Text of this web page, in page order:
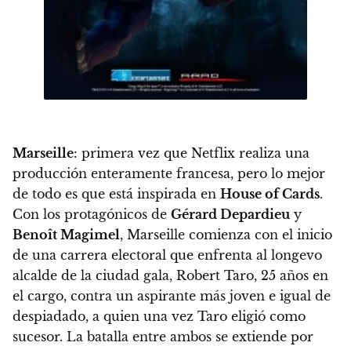
Marseille: primera vez que Netflix realiza una
producción enteramente francesa, pero lo mejor
de todo es que está inspirada en House of Cards.
Con los protagónicos de Gérard Depardieuy
Benoît Magimel, Marseille comienza con el inicio
de una carrera electoral que enfrenta al longevo
alcalde de la ciudad gala, Robert Taro, 25 años en
el cargo, contra un aspirante más joven e igual de
despiadado, a quien una vez Taro eligió como
sucesor. La batalla entre ambos se extiende por